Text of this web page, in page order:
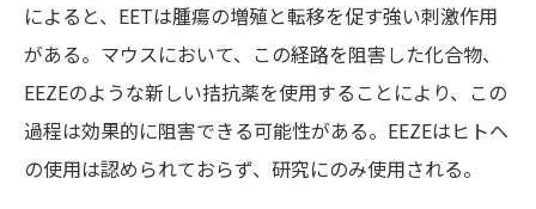
によると、EETは腫瘍の増殖と転移を促す強い刺激作用
がある。マウスにおいて、この経路を阻害した化合物、
EEZEのような新しい拮抗薬を使用することにより、この
過程は効果的に阻害できる可能性がある。EEZEはヒトへ
の使用は認められておらず、研究にのみ使用される。